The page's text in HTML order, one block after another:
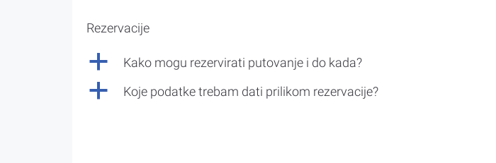
Rezervacije
a Kako mogu rezervirati putovanje i do kada?
a Koje podatke trebam dati prilikom rezervacije?